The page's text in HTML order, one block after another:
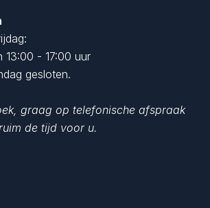
13:00 - 17:00 uur
gesloten.
graag op telefonische afspraak
de tijd voor u.